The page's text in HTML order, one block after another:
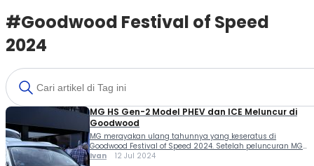
#Goodwood Festival of Speed ​​
2024
MG HS Gen-2 Model PHEV dan ICE Meluncur di
Goodwood
MG merayakan ulang tahunnya yang keseratus di
Goodwood Festival of Speed ​​2024. Setelah peluncuran MG
Cyber ​​GTS, mereka turut merilis MG HS gen-2 model PHEV
Ivan 12 Jul 2024